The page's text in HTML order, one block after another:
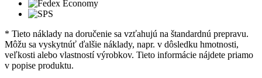
* Tieto náklady na doručenie sa vzťahujú na štandardnú prepravu.
Môžu sa vyskytnúť ďalšie náklady, napr. v dôsledku hmotnosti,
veľkosti alebo vlastností výrobkov. Tieto informácie nájdete priamo
v popise produktu.